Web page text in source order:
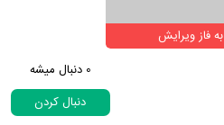
فاز ویرایش
0 دنبال میشه
دنبال کردن